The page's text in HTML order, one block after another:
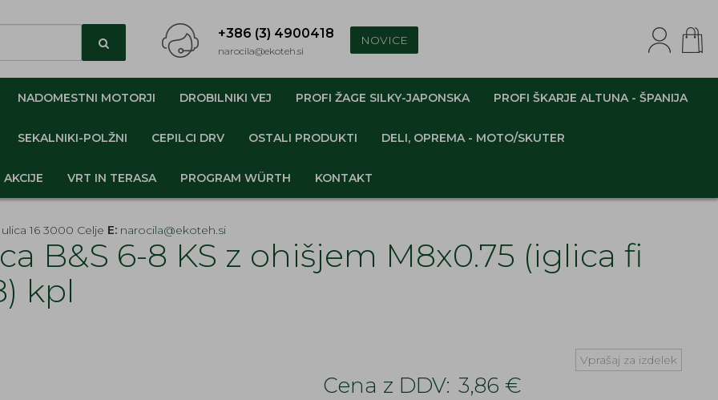
+386 (3) 4900418
narocila@ekoteh.si
NOVICE
NADOMESTNI MOTORJI DROBILNIKI VEJ PROFI ŽAGE SILKY-JAPONSKA PROFI ŠKARJE ALTUNA - ŠPANIJA
SEKALNIKI-POLŽNI CEPILCI DRV OSTALI PRODUKTI DELI, OPREMA - MOTO/SKUTER
AKCIJE VRT IN TERASA PROGRAM WÜRTH KONTAKT
16 3000 Celje E: narocila@ekoteh.si
B&S 6-8 KS z ohišjem M8x0.75 (iglica fi
kpl
Vprašaj za izdelek
Cena z DDV: 3,86 €